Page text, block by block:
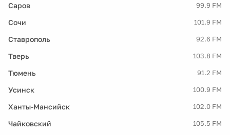
Саров 99.9 FM
Сочи 101.9 FM
Ставрополь 92.6 FM
Тверь 103.8 FM
Тюмень 91.2 FM
Усинск 100.9 FM
Ханты-Мансийск 102.0 FM
Чайковский 105.5 FM